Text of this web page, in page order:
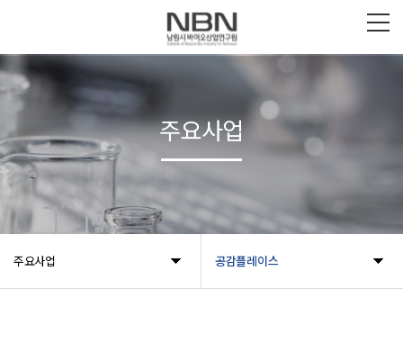
주요사업 공감플레이스
주요사업